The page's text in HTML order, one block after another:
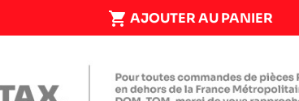
 AJOUTER AU PANIER